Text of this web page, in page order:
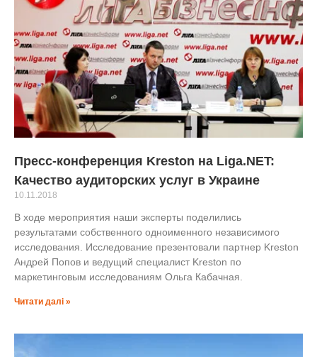
Пресс-конференция Kreston на Liga.NET:
Качество аудиторских услуг в Украине
10.11.2018
В ходе мероприятия наши эксперты поделились
результатами собственного одноименного независимого
исследования. Исследование презентовали партнер Kreston
Андрей Попов и ведущий специалист Kreston по
маркетинговым исследованиям Ольга Кабачная.
Читати далі »